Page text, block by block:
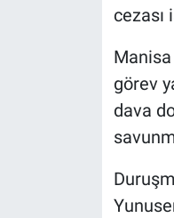
cezası
görev
dava